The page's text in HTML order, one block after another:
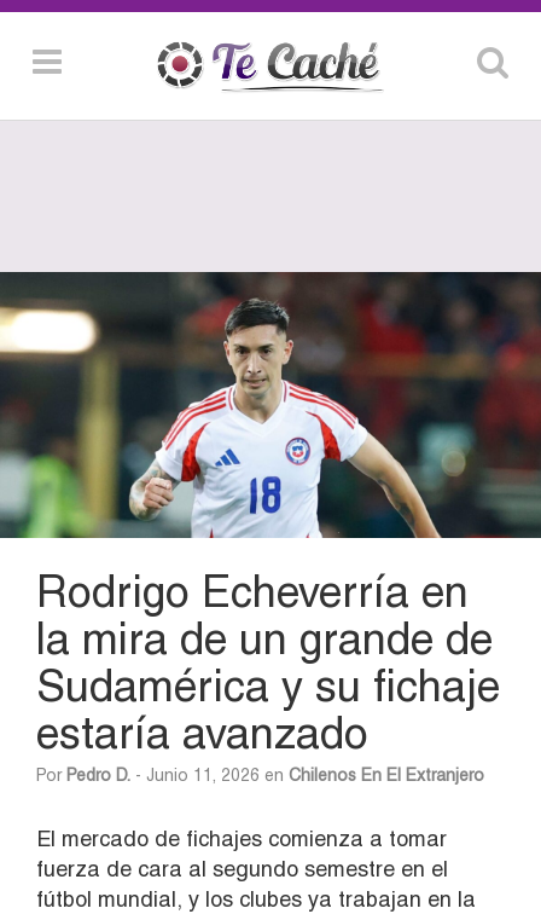
Rodrigo Echeverría en
la mira de un grande de
Sudamérica y su fichaje
estaría avanzado
Por Pedro D. - Junio 11, 2026 en Chilenos En El Extranjero
El mercado de fichajes comienza a tomar
fuerza de cara al segundo semestre en el
fútbol mundial, y los clubes ya trabajan en la